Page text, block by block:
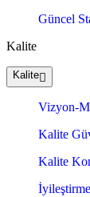
Güncel
Kalite
Kalite
Vizyon-
Kalite
Kalite
İyileştirme